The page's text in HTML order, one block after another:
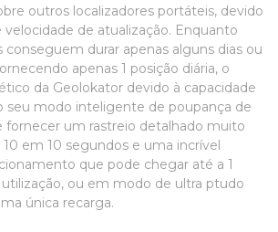
outros localizadores portáteis, devido
velocidade de atualização. Enquanto
conseguem durar apenas alguns dias ou
apenas 1 posição diária, o
da Geolokator devido à capacidade
seu modo inteligente de poupança de
fornecer um rastreio detalhado muito
em 10 segundos e uma incrível
que pode chegar até a 1
ou em modo de ultra ptudo
única recarga.